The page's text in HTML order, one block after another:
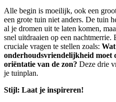
Alle begin is moeilijk, ook een
een grote tuin niet anders. De tuin
al je dromen uit te laten komen,
snel uitdraaien op een
cruciale vragen te stellen zoals:
onderhoudsvriendelijkheid moet
oriëntatie van de zon? Deze drie
je tuinplan.
Stijl: Laat je inspireren!